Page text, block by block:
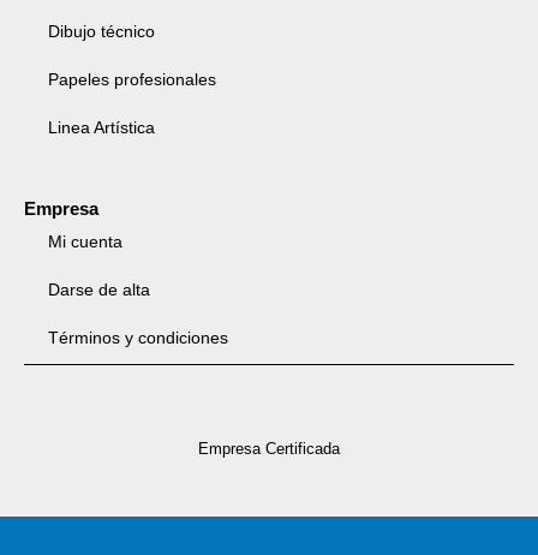
Dibujo técnico
Papeles profesionales
Linea Artística
Empresa
Mi cuenta
Darse de alta
Términos y condiciones
Empresa Certificada